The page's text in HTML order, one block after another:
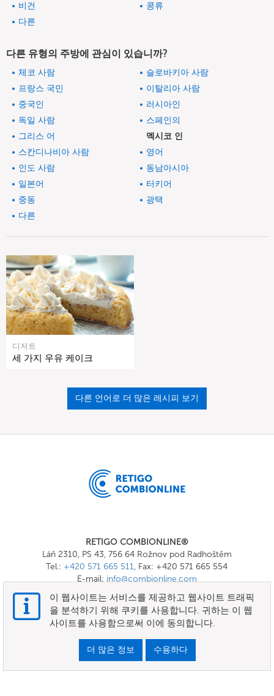
비건
콩류
다른
다른 유형의 주방에 관심이 있습니까?
체코 사람
슬로바키아 사람
프랑스 국민
이탈리아 사람
중국인
러시아인
독일 사람
스페인의
그리스 어
멕시코 인
스칸디나비아 사람
영어
인도 사람
동남아시아
일본어
터키어
중동
광택
다른
디저트
세 가지 우유 케이크
다른 언어로 더 많은 레시피 보기
RETIGO COMBIONLINE®
Láň 2310, PS 43, 756 64 Rožnov pod Radhoštěm
Tel.: +420 571 665 511, Fax: +420 571 665 554
E-mail: info@combionline.com
OnlineMenu
이용약관
이 웹사이트는 서비스를 제공하고 웹사이트 트래픽
을 분석하기 위해 쿠키를 사용합니다. 귀하는 이 웹
사이트를 사용함으로써 이에 동의합니다.
더 많은 정보 수용하다